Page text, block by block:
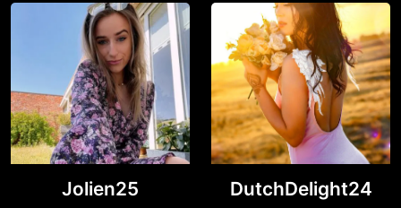
Jolien25 DutchDelight24